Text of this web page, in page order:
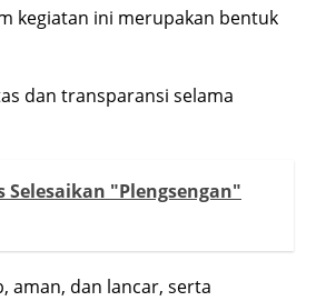
kegiatan ini merupakan bentuk
dan transparansi selama
Selesaikan "Plengsengan"
aman, dan lancar, serta